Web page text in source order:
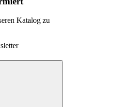
Katalog zu